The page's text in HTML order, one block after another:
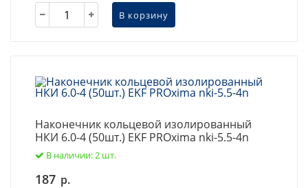
В корзину
Наконечник кольцевой изолированный
НКИ 6.0-4 (50шт.) EKF PROxima nki-5.5-4n
В наличии: 2 шт.
187 р.